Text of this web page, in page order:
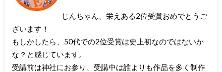
じんちゃん、栄えある2位受賞おめでとうご
ざいます！
もしかしたら、50代での2位受賞は史上初なのではないか
な？と感じています。
受講前は神社にお参り、受講中は誰よりも作品を多く制作